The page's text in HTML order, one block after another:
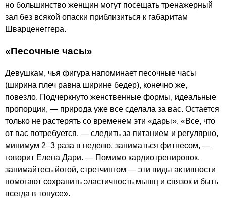
но большинство женщин могут посещать тренажерный
зал без всякой опаски приблизиться к габаритам
Шварценеггера.
«Песочные часы»
Девушкам, чья фигура напоминает песочные часы
(ширина плеч равна ширине бедер), конечно же,
повезло. Подчеркнуто женственные формы, идеальные
пропорции, — природа уже все сделала за вас. Остается
только не растерять со временем эти «дары». «Все, что
от вас потребуется, — следить за питанием и регулярно,
минимум 2–3 раза в неделю, заниматься фитнесом, —
говорит Елена Дари. — Помимо кардиотренировок,
занимайтесь йогой, стретчингом — эти виды активности
помогают сохранить эластичность мышц и связок и быть
всегда в тонусе».